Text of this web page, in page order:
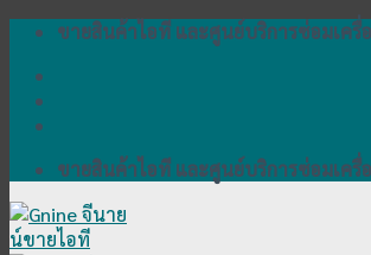
Skip
content
ขายสินค้าไอที และศูนย์บริการซ่อมเค
ขายสินค้าไอที และศูนย์บริการซ่อมเค